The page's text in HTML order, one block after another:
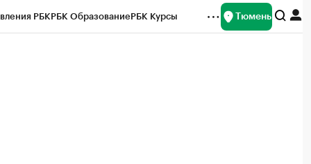
РБКРБК ОбразованиеРБК Курсы Тюмень